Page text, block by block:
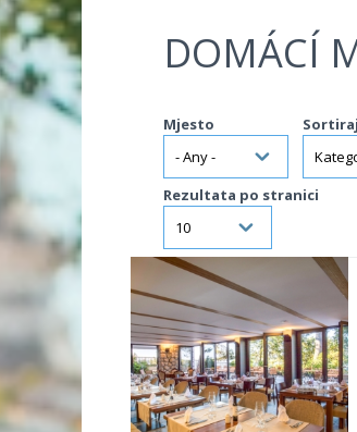
Jump to navigation
DOMÁCÍ
Mjesto Sortiraj
Rezultata po stranici